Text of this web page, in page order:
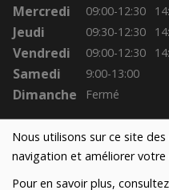
Nous utilisons sur ce site
navigation et améliorer votre
Pour en savoir plus,
Mercredi 09:00-12:30
Jeudi 09:30-12:30
Vendredi 09:00-12:30
Samedi 9:00-13:00
Dimanche Fermé